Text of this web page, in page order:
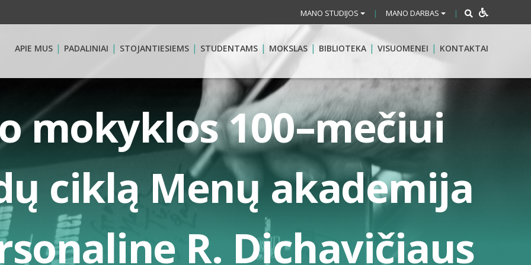
MANO STUDIJOS | MANO DARBAS |
APIE MUS PADALINIAI STOJANTIESIEMS STUDENTAMS MOKSLAS BIBLIOTEKA VISUOMENEI KONTAKTAI
mokyklos 100–mečiui
ciklą Menų akademija
R. Dichavičiaus